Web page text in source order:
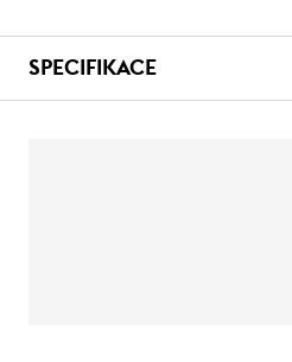
SPECIFIKACE